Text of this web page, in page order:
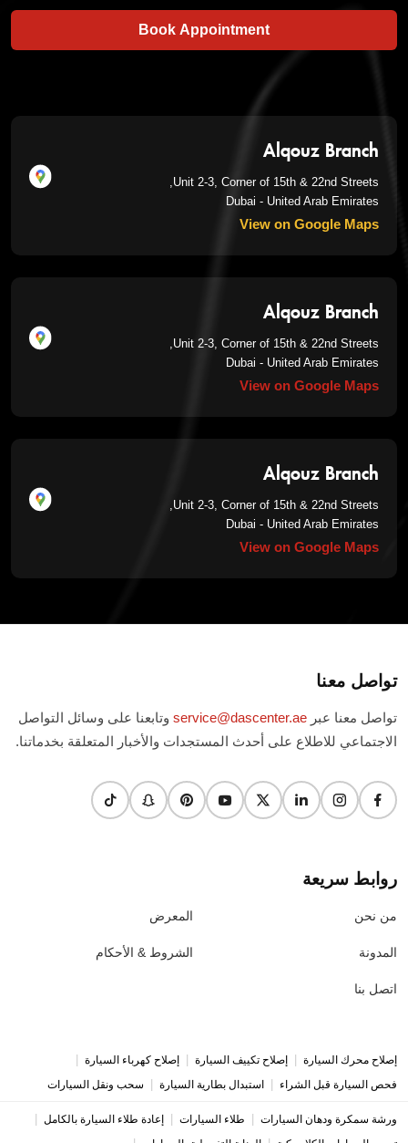
Book Appointment
Alqouz Branch
Unit 2-3, Corner of 15th & 22nd Streets,
Dubai - United Arab Emirates
View on Google Maps
Alqouz Branch
Unit 2-3, Corner of 15th & 22nd Streets,
Dubai - United Arab Emirates
View on Google Maps
Alqouz Branch
Unit 2-3, Corner of 15th & 22nd Streets,
Dubai - United Arab Emirates
View on Google Maps
تواصل معنا
تواصل معنا عبر service@dascenter.ae وتابعنا على وسائل التواصل
الاجتماعي للاطلاع على أحدث المستجدات والأخبار المتعلقة بخدماتنا.
روابط سريعة
من نحن
المدونة
اتصل بنا
المعرض
الشروط & الأحكام
إصلاح محرك السيارة إصلاح تكييف السيارة إصلاح كهرباء السيارة
فحص السيارة قبل الشراء استبدال بطارية السيارة سحب ونقل السيارات
ورشة سمكرة ودهان السيارات طلاء السيارات إعادة طلاء السيارة بالكامل